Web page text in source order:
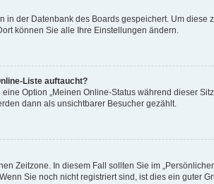
der Datenbank des Boards gespeichert. Um
können Sie alle Ihre Einstellungen ändern.
Liste auftaucht?
Option „Meinen Online-Status während dieser
dann als unsichtbarer Besucher gezählt.
Zeitzone. In diesem Fall sollten Sie im
Sie noch nicht registriert sind, ist dies ein guter